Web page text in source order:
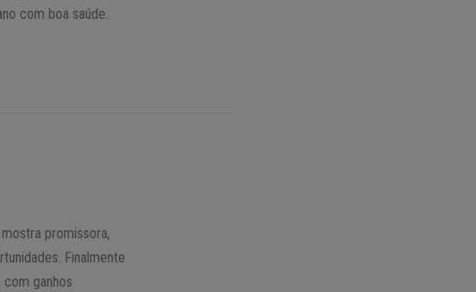
com boa saúde.
promissora,
Finalmente
ganhos